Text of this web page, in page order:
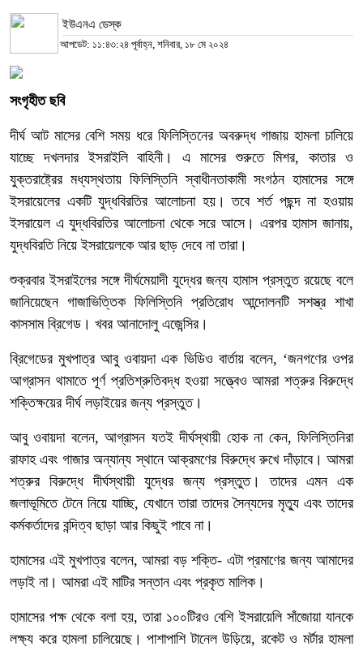
ইউএনএ ডেস্ক
আপডেট: ১১:৪৩:২৪ পূর্বাহ্ন, শনিবার, ১৮ মে ২০২৪
সংগৃহীত ছবি
দীর্ঘ আট মাসের বেশি সময় ধরে ফিলিস্তিনের অবরুদ্ধ গাজায় হামলা চালিয়ে
যাচ্ছে দখলদার ইসরাইলি বাহিনী। এ মাসের শুরুতে মিশর, কাতার ও
যুক্তরাষ্ট্রের মধ্যস্থতায় ফিলিস্তিনি স্বাধীনতাকামী সংগঠন হামাসের সঙ্গে
ইসরায়েলের একটি যুদ্ধবিরতির আলোচনা হয়। তবে শর্ত পছন্দ না হওয়ায়
ইসরায়েল এ যুদ্ধবিরতির আলোচনা থেকে সরে আসে। এরপর হামাস জানায়,
যুদ্ধবিরতি নিয়ে ইসরায়েলকে আর ছাড় দেবে না তারা।
শুক্রবার ইসরাইলের সঙ্গে দীর্ঘমেয়াদী যুদ্ধের জন্য হামাস প্রস্তুত রয়েছে বলে
জানিয়েছেন গাজাভিত্তিক ফিলিস্তিনি প্রতিরোধ আন্দোলনটি সশস্ত্র শাখা
কাসসাম ব্রিগেড। খবর আনাদোলু এজেন্সির।
ব্রিগেডের মুখপাত্র আবু ওবায়দা এক ভিডিও বার্তায় বলেন, ‘জনগণের ওপর
আগ্রাসন থামাতে পূর্ণ প্রতিশ্রুতিবদ্ধ হওয়া সত্ত্বেও আমরা শত্রুর বিরুদ্ধে
শক্তিক্ষয়ের দীর্ঘ লড়াইয়ের জন্য প্রস্তুত।
আবু ওবায়দা বলেন, আগ্রাসন যতই দীর্ঘস্থায়ী হোক না কেন, ফিলিস্তিনিরা
রাফাহ এবং গাজার অন্যান্য স্থানে আক্রমণের বিরুদ্ধে রুখে দাঁড়াবে। আমরা
শত্রুর বিরুদ্ধে দীর্ঘস্থায়ী যুদ্ধের জন্য প্রস্তুত। তাদের এমন এক
জলাভূমিতে টেনে নিয়ে যাচ্ছি, যেখানে তারা তাদের সৈন্যদের মৃত্যু এবং তাদের
কর্মকর্তাদের বন্দিত্ব ছাড়া আর কিছুই পাবে না।
হামাসের এই মুখপাত্র বলেন, আমরা বড় শক্তি- এটা প্রমাণের জন্য আমাদের
লড়াই না। আমরা এই মাটির সন্তান এবং প্রকৃত মালিক।
হামাসের পক্ষ থেকে বলা হয়, তারা ১০০টিরও বেশি ইসরায়েলি সাঁজোয়া যানকে
লক্ষ্য করে হামলা চালিয়েছে। পাশাপাশি টানেল উড়িয়ে, রকেট ও মর্টার হামলা